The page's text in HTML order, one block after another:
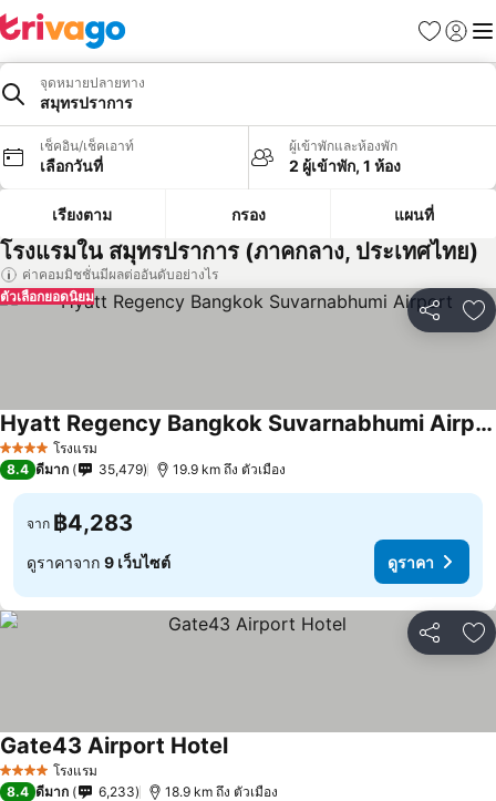
รายการโป
เข้าสู่ร
เมนู
จุดหมายปลายทาง
สมุทรปราการ
เช็คอิน/เช็คเอาท์
เลือกวันที่
ผู้เข้าพักและห้องพัก
2 ผู้เข้าพัก, 1 ห้อง
เรียงตาม กรอง แผนที่
โรงแรมใน สมุทรปราการ (ภาคกลาง, ประเทศไทย)
ค่าคอมมิชชั่นมีผลต่ออันดับอย่างไร
แชร์ เ
ตัวเลือกยอดนิยม
4 ดาว โรงแรม
Hyatt Regency Bangkok Suvarnabhumi Airport
ดูราคา
8.4 ดีมาก 35,479 19.9 km ถึง ตัวเมือง
จาก ฿4,283
ดูราคาจาก 9 เว็บไซต์ ดูราคา
แชร์ เ
4 ดาว โรงแรม
Gate43 Airport Hotelดูราคา
8.4 ดีมาก 6,233 18.9 km ถึง ตัวเมือง